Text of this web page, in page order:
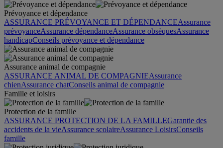
Prévoyance et dépendance
ASSURANCE PRÉVOYANCE ET DÉPENDANCEAssurance
prévoyanceAssurance dépendanceAssurance obsèquesAssurance
handicapConseils prévoyance et dépendance
Assurance animal de compagnie
ASSURANCE ANIMAL DE COMPAGNIEAssurance
chienAssurance chatConseils animal de compagnie
Famille et loisirs
Protection de la famille
ASSURANCE PROTECTION DE LA FAMILLEGarantie des
accidents de la vieAssurance scolaireAssurance LoisirsConseils
famille